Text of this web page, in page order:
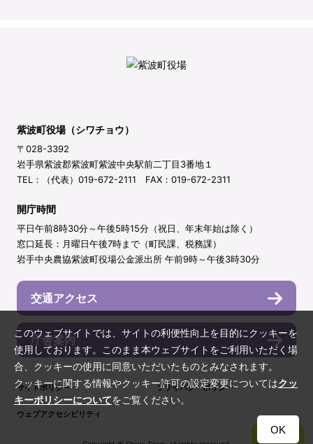
紫波町役場（シワチョウ）
〒028-3392
岩手県紫波郡紫波町紫波中央駅前二丁目3番地１
TEL：（代表）019-672-2111 FAX：019-672-2311
開庁時間
平日午前8時30分～午後5時15分（祝日、年末年始は除く）
窓口延長：月曜日午後7時まで（町民課、税務課）
岩手中央農協紫波町役場公金派出所 午前9時～午後3時30分
交通アクセス
庁舎案内
サイトポリシー プライバシーポリシー
ウェブアクセシビリティ
TOP
このウェブサイトでは、サイトの利便性向上を目的にクッキーを
使用しております。このまま本ウェブサイトをご利用いただく場
合、クッキーの使用に同意いただいたものとみなされます。
クッキーに関する情報やクッキー許可の設定変更についてはクッ
キーポリシーについてをご覧ください。
OK